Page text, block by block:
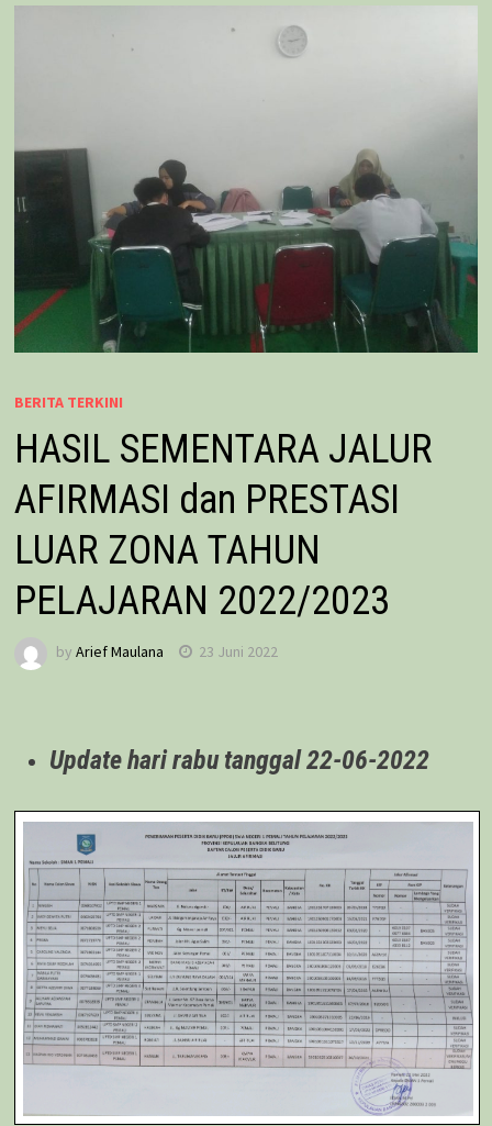
BERITA TERKINI
HASIL SEMENTARA JALUR
AFIRMASI dan PRESTASI
LUAR ZONA TAHUN
PELAJARAN 2022/2023
by Arief Maulana 23 Juni 2022
Update hari rabu tanggal 22-06-2022